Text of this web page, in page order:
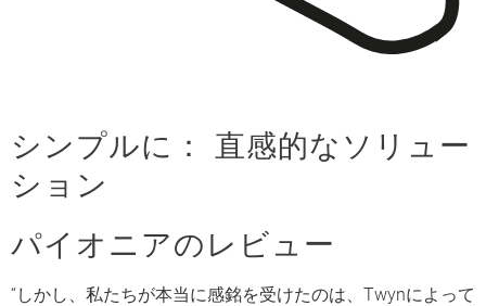
シンプルに： 直感的なソリュー
ション
パイオニアのレビュー
“しかし、私たちが本当に感銘を受けたのは、Twynによって